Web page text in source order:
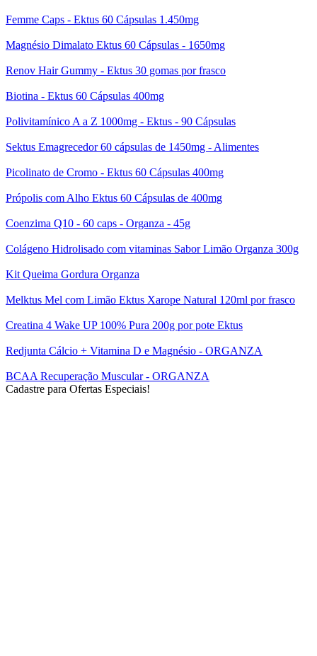
Femme Caps - Ektus 60 Cápsulas 1.450mg
Magnésio Dimalato Ektus 60 Cápsulas - 1650mg
Renov Hair Gummy - Ektus 30 gomas por frasco
Biotina - Ektus 60 Cápsulas 400mg
Polivitamínico A a Z 1000mg - Ektus - 90 Cápsulas
Sektus Emagrecedor 60 cápsulas de 1450mg - Alimentes
Picolinato de Cromo - Ektus 60 Cápsulas 400mg
Própolis com Alho Ektus 60 Cápsulas de 400mg
Coenzima Q10 - 60 caps - Organza - 45g
Colágeno Hidrolisado com vitaminas Sabor Limão Organza 300g
Kit Queima Gordura Organza
Melktus Mel com Limão Ektus Xarope Natural 120ml por frasco
Creatina 4 Wake UP 100% Pura 200g por pote Ektus
Redjunta Cálcio + Vitamina D e Magnésio - ORGANZA
BCAA Recuperação Muscular - ORGANZA
Cadastre para Ofertas Especiais!